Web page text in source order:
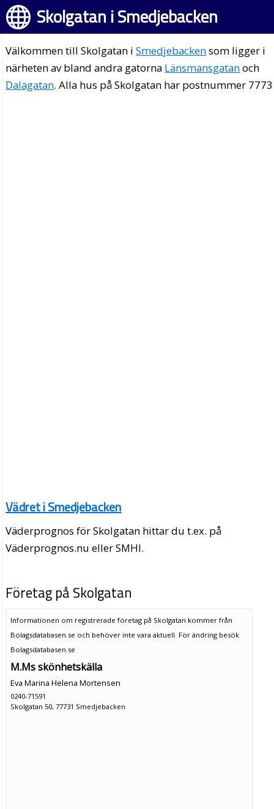
Skolgatan i Smedjebacken
Välkommen till Skolgatan iSmedjebackensom ligger i
närheten av bland andra gatorna Länsmansgatanoch
Dalagatan. Alla hus på Skolgatan har postnummer
Vädret i Smedjebacken
Väderprognos för Skolgatan hittar du t.ex. på
Väderprognos.nu eller SMHI.
Företag på Skolgatan
Informationen om registrerade företag på Skolgatan kommer från
Bolagsdatabasen.se och behöver inte vara aktuell. För ändring besök
Bolagsdatabasen.se
M.Ms skönhetskälla
Eva Marina Helena Mortensen
0240-71591
Skolgatan 50, 77731 Smedjebacken